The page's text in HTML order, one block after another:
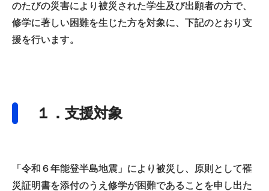
のたびの災害により被災された学生及び出願者の方で、
修学に著しい困難を生じた方を対象に、下記のとおり支
援を行います。
１．支援対象
「令和６年能登半島地震」により被災し、原則として罹
災証明書を添付のうえ修学が困難であることを申し出た